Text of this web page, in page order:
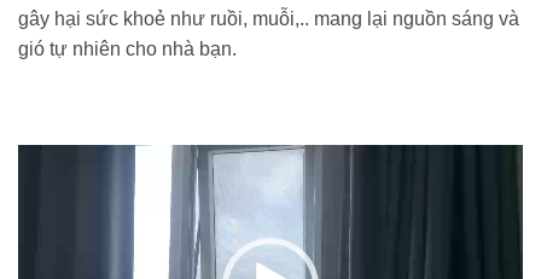
gây hại sức khoẻ như ruồi, muỗi,.. mang lại nguồn sáng và
gió tự nhiên cho nhà bạn.